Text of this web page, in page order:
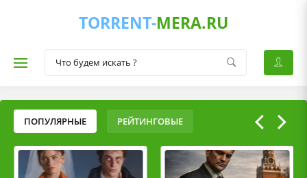
TORRENT-MERA.RU
ПОПУЛЯРНЫЕ РЕЙТИНГОВЫЕ